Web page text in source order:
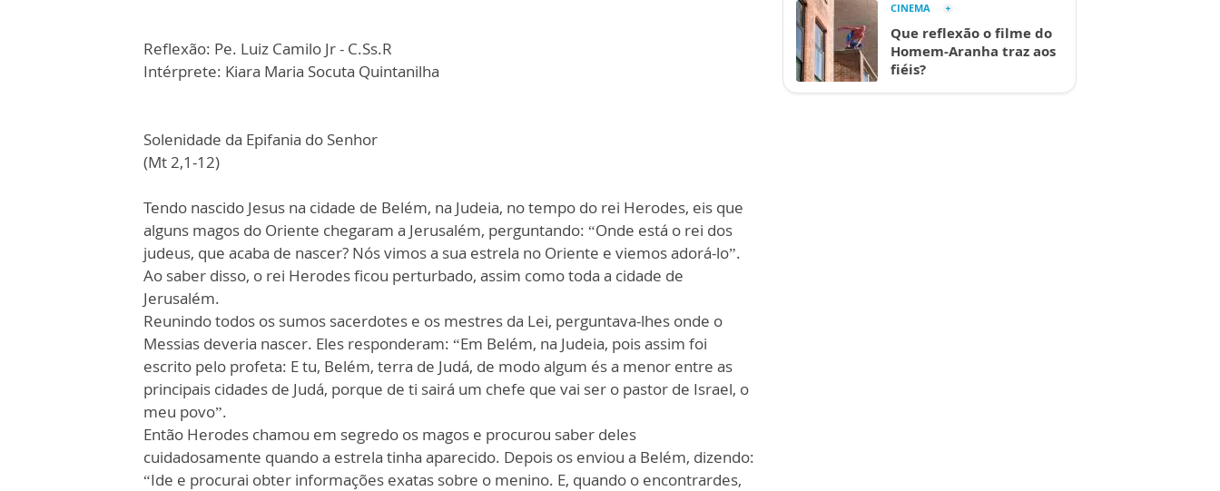
Reflexão: Pe. Luiz Camilo Jr - C.Ss.R
Intérprete: Kiara Maria Socuta Quintanilha
Solenidade da Epifania do Senhor
(Mt 2,1-12)
Tendo nascido Jesus na cidade de Belém, na Judeia, no tempo do rei Herodes, eis que
alguns magos do Oriente chegaram a Jerusalém, perguntando: “Onde está o rei dos
judeus, que acaba de nascer? Nós vimos a sua estrela no Oriente e viemos adorá-lo”.
Ao saber disso, o rei Herodes ficou perturbado, assim como toda a cidade de
Jerusalém.
Reunindo todos os sumos sacerdotes e os mestres da Lei, perguntava-lhes onde o
Messias deveria nascer. Eles responderam: “Em Belém, na Judeia, pois assim foi
escrito pelo profeta: E tu, Belém, terra de Judá, de modo algum és a menor entre as
principais cidades de Judá, porque de ti sairá um chefe que vai ser o pastor de Israel, o
meu povo”.
Então Herodes chamou em segredo os magos e procurou saber deles
cuidadosamente quando a estrela tinha aparecido. Depois os enviou a Belém, dizendo:
“Ide e procurai obter informações exatas sobre o menino. E, quando o encontrardes,
CINEMA
Que reflexão o filme do
Homem-Aranha traz aos
fiéis?